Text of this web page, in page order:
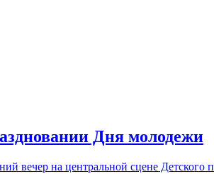
Дня молодежи
вечер на центральной сцене Детского